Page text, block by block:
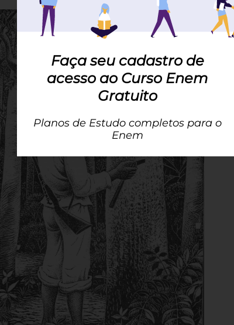
Faça seu cadastro de
acesso ao Curso Enem
Gratuito
Planos de Estudo completos para o
Enem